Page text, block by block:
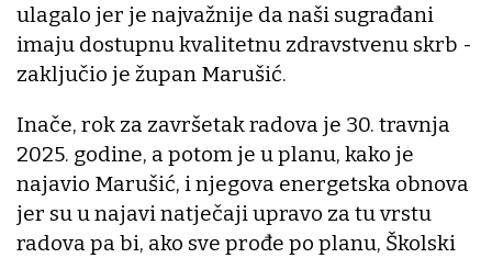
ulagalo jer je najvažnije da naši sugrađani
imaju dostupnu kvalitetnu zdravstvenu skrb -
zaključio je župan Marušić.
Inače, rok za završetak radova je 30. travnja
2025. godine, a potom je u planu, kako je
najavio Marušić, i njegova energetska obnova
jer su u najavi natječaji upravo za tu vrstu
radova pa bi, ako sve prođe po planu, Školski